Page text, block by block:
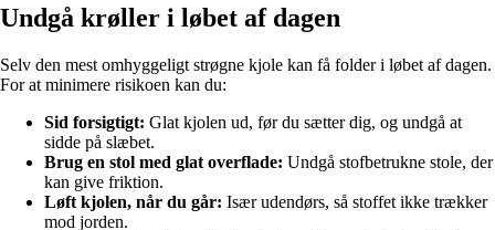
Undgå krøller i løbet af dagen
Selv den mest omhyggeligt strøgne kjole kan få folder i løbet af dagen.
For at minimere risikoen kan du:
Sid forsigtigt: Glat kjolen ud, før du sætter dig, og undgå at
sidde på slæbet.
Brug en stol med glat overflade: Undgå stofbetrukne stole, der
kan give friktion.
Løft kjolen, når du går: Især udendørs, så stoffet ikke trækker
mod jorden.